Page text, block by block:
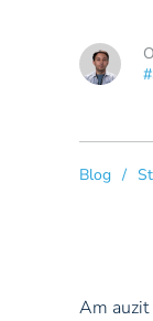
Blog /
Am auzit